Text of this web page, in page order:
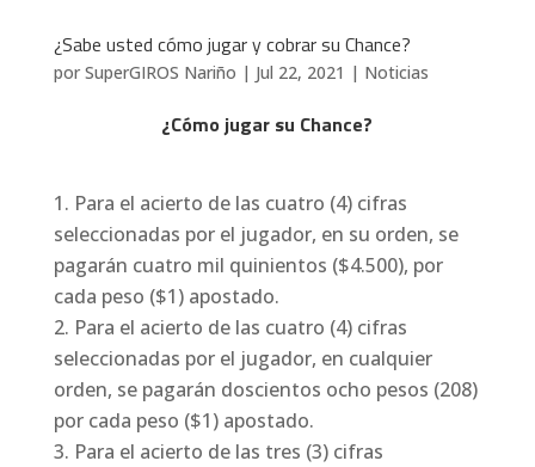
¿Sabe usted cómo jugar y cobrar su Chance?
por SuperGIROS Nariño | Jul 22, 2021 | Noticias
¿Cómo jugar su Chance?
Para el acierto de las cuatro (4) cifras
seleccionadas por el jugador, en su orden, se
pagarán cuatro mil quinientos ($4.500), por
cada peso ($1) apostado.
Para el acierto de las cuatro (4) cifras
seleccionadas por el jugador, en cualquier
orden, se pagarán doscientos ocho pesos (208)
por cada peso ($1) apostado.
Para el acierto de las tres (3) cifras